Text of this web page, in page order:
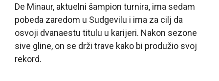
De Minaur, aktuelni šampion turnira, ima sedam
pobeda zaredom u Sudgevilu i ima za cilj da
osvoji dvanaestu titulu u karijeri. Nakon sezone
sive gline, on se drži trave kako bi produžio svoj
rekord.